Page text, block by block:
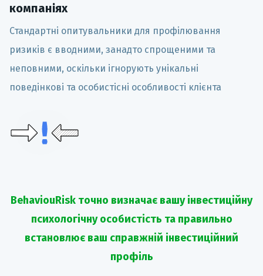
компаніях
Стандартні опитувальники для профілювання
ризиків є вводними, занадто спрощеними та
неповними, оскільки ігнорують унікальні
поведінкові та особистісні особливості клієнта
BehaviouRisk точно визначає вашу інвестиційну
психологічну особистість та правильно
встановлює ваш справжній інвестиційний
профіль